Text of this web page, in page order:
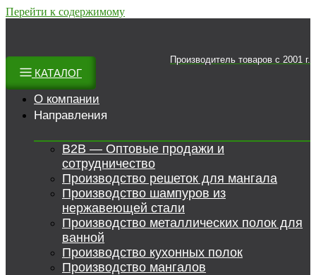
Перейти к содержимому
Производитель товаров c 2001 г.
КАТАЛОГ
О компании
Направления
B2B — Оптовые продажи и
сотрудничество
Производство решеток для мангала
Производство шампуров из
нержавеющей стали
Производство металлических полок для
ванной
Производство кухонных полок
Производство мангалов